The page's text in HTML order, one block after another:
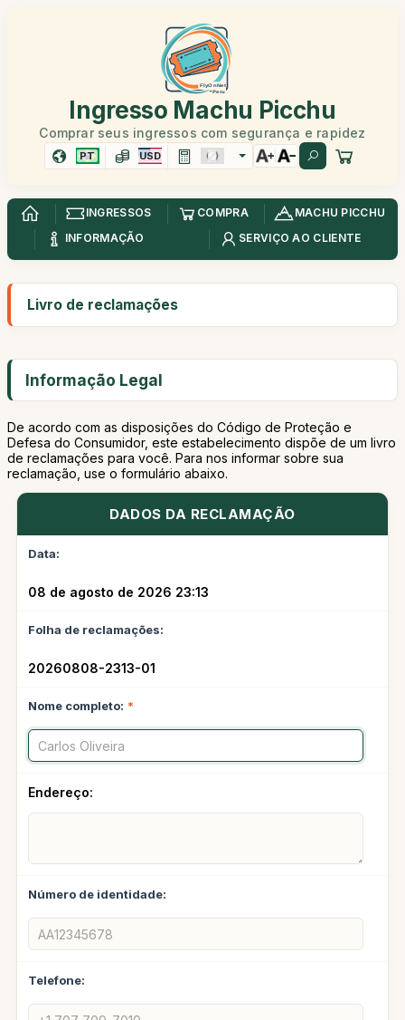
Ingresso Machu Picchu
Comprar seus ingressos com segurança e rapidez
PT USD
INGRESSOS COMPRA
MACHU PICCHU
INFORMAÇÃO
SERVIÇO AO CLIENTE
Livro de reclamações
Informação Legal
De acordo com as disposições do Código de Proteção e
Defesa do Consumidor, este estabelecimento dispõe de um livro
de reclamações para você. Para nos informar sobre sua
reclamação, use o formulário abaixo.
DADOS DA RECLAMAÇÃO
Data:
08 de agosto de 2026 23:13
Folha de reclamações:
20260808-2313-01
Nome completo: *
Endereço:
Número de identidade:
Telefone: